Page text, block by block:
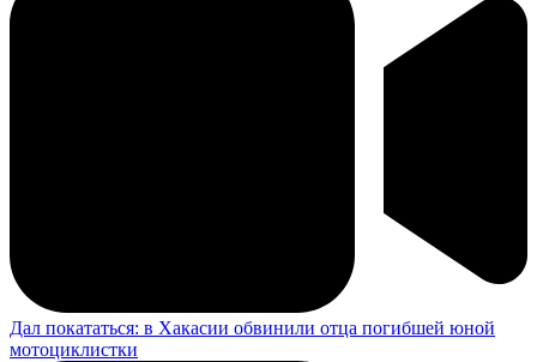
Дал покататься: в Хакасии обвинили отца погибшей юной
мотоциклистки